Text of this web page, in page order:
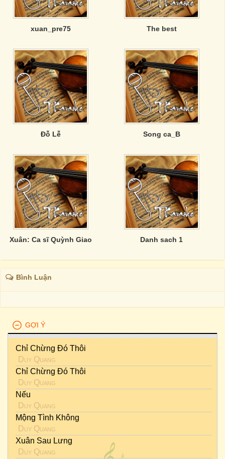
xuan_pre75 The best
Đỗ Lễ Song ca_B
Xuân: Ca sĩ Quỳnh Giao Danh sach 1
Bình Luận
GỢI Ý
Chỉ Chừng Đó Thôi
Duy Quang
Chỉ Chừng Đó Thôi
Duy Quang
Nếu
Duy Quang
Mộng Tình Không
Duy Quang
Xuân Sau Lưng
Duy Quang